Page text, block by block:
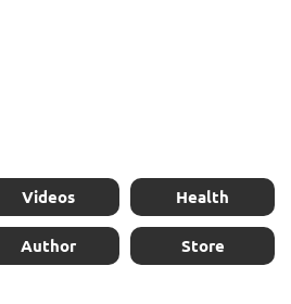
Videos Health
Author Store